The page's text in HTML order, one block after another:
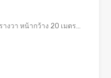
างวา หน้ากว้าง 20 เมตร…